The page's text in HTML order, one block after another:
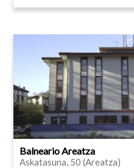
Balneario Areatza
Askatasuna, 50 (Areatza)